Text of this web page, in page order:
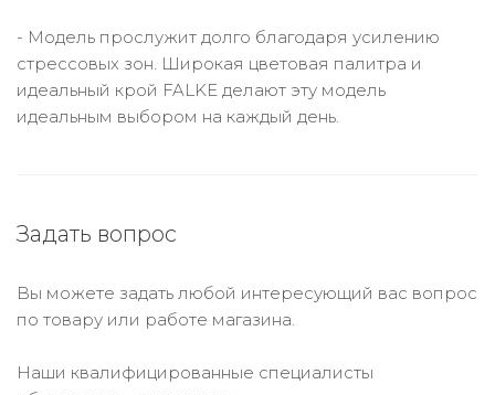
- Модель прослужит долго благодаря усилению
стрессовых зон. Широкая цветовая палитра и
идеальный крой FALKE делают эту модель
идеальным выбором на каждый день.
Задать вопрос
Вы можете задать любой интересующий вас вопрос
по товару или работе магазина.
Наши квалифицированные специалисты